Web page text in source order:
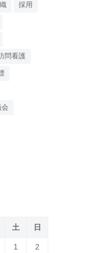
採用
問看護
土 日
1 2